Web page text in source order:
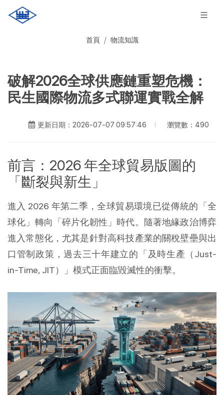
首頁 物流知識
破解2026全球供應鏈重塑危機：
民生國際物流多式聯運實戰全解
更新日期：2026-07-07 09:57:46 瀏覽數：490
前言：2026 年全球貿易版圖的
「斷裂與新生」
進入 2026 年第二季，全球貿易環境已從傳統的「全
球化」轉向「碎片化韌性」時代。隨著地緣政治博弈
進入常態化，尤其是針對高科技產業的關稅壁壘與出
口管制政策，過去三十年建立的「及時生產（Just-
in-Time, JIT）」模式正面臨毀滅性的衝擊。